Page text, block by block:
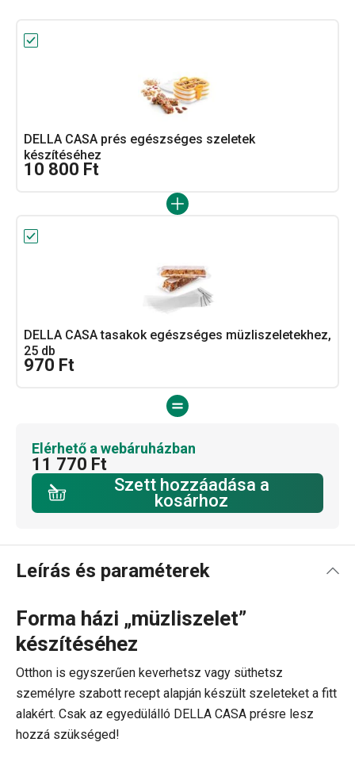
DELLA CASA prés egészséges szeletek
készítéséhez
10 800 Ft
DELLA CASA tasakok egészséges müzliszeletekhez,
25 db
970 Ft
Elérhető a webáruházban
11 770 Ft
Szett hozzáadása a
kosárhoz
Leírás és paraméterek
Forma házi „müzliszelet”
készítéséhez
Otthon is egyszerűen keverhetsz vagy süthetsz
személyre szabott recept alapján készült szeleteket a fitt
alakért. Csak az egyedülálló DELLA CASA présre lesz
hozzá szükséged!